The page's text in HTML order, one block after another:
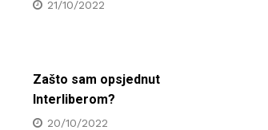
21/10/2022
Zašto sam opsjednut
Interliberom?
20/10/2022